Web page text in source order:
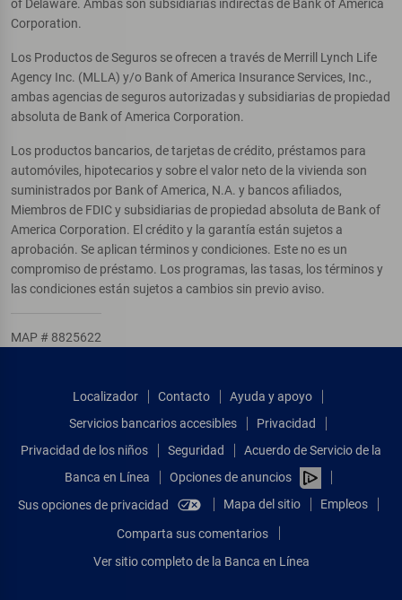
of Delaware. Ambas son subsidiarias indirectas de Bank of America
Corporation.
Los Productos de Seguros se ofrecen a través de Merrill Lynch Life
Agency Inc. (MLLA) y/o Bank of America Insurance Services, Inc.,
ambas agencias de seguros autorizadas y subsidiarias de propiedad
absoluta de Bank of America Corporation.
Los productos bancarios, de tarjetas de crédito, préstamos para
automóviles, hipotecarios y sobre el valor neto de la vivienda son
suministrados por Bank of America, N.A. y bancos afiliados,
Miembros de FDIC y subsidiarias de propiedad absoluta de Bank of
America Corporation. El crédito y la garantía están sujetos a
aprobación. Se aplican términos y condiciones. Este no es un
compromiso de préstamo. Los programas, las tasas, los términos y
las condiciones están sujetos a cambios sin previo aviso.
MAP # 8825622
Localizador Contacto
Ayuda y apoyo
Servicios bancarios accesibles
Privacidad
Privacidad de los niños
Seguridad
Acuerdo de Servicio de la
Banca en Línea
Opciones de anuncios
Sus opciones de privacidad
Mapa del sitio Empleos
Comparta sus comentarios
Ver sitio completo de la Banca en Línea